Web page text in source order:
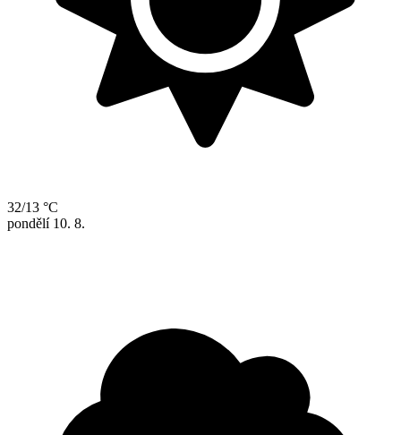
32/13 °C
pondělí 10. 8.